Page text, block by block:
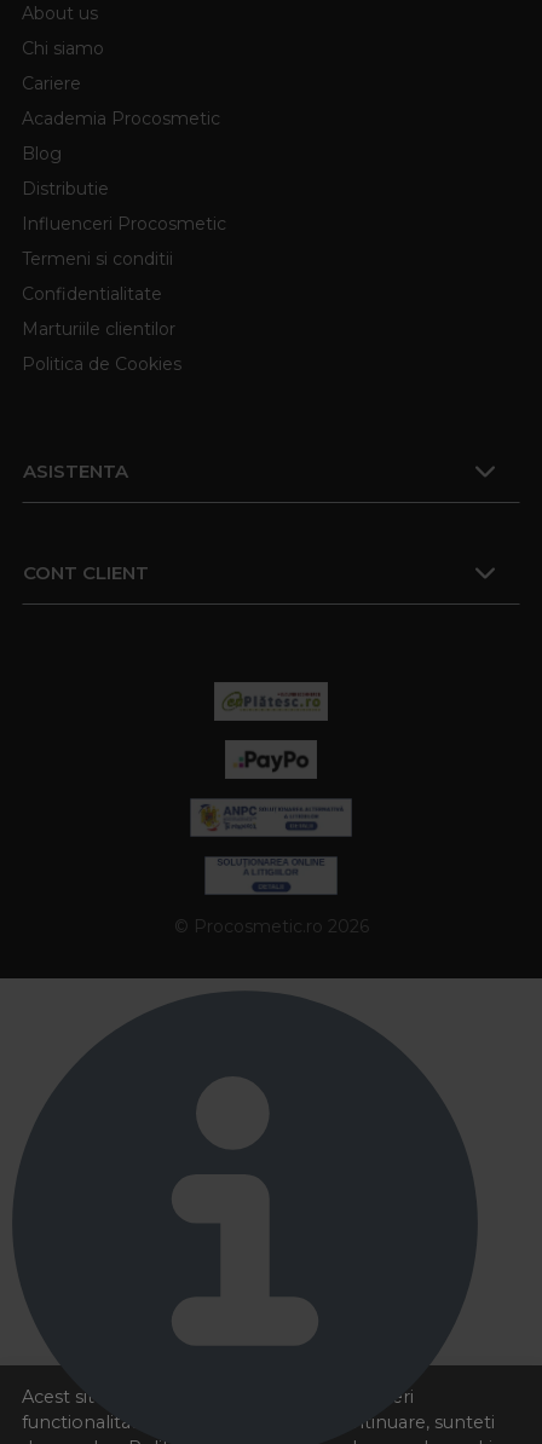
Acest site foloseste cookies pentru a va oferi
functionalitatea dorita. Navigand in continuare, sunteti
About us
Chi siamo
Cariere
Academia Procosmetic
Blog
Distributie
Influenceri Procosmetic
Termeni si conditii
Confidentialitate
Marturiile clientilor
Politica de Cookies
ASISTENTA
CONT CLIENT
© Procosmetic.ro 2026